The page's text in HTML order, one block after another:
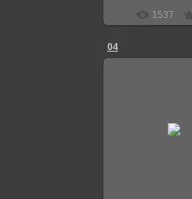
1537
04